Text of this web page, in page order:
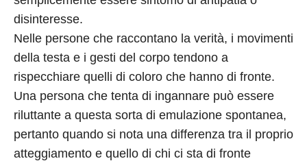
disinteresse.
Nelle persone che raccontano la verità, i movimenti
della testa e i gesti del corpo tendono a
rispecchiare quelli di coloro che hanno di fronte.
Una persona che tenta di ingannare può essere
riluttante a questa sorta di emulazione spontanea,
pertanto quando si nota una differenza tra il proprio
atteggiamento e quello di chi ci sta di fronte